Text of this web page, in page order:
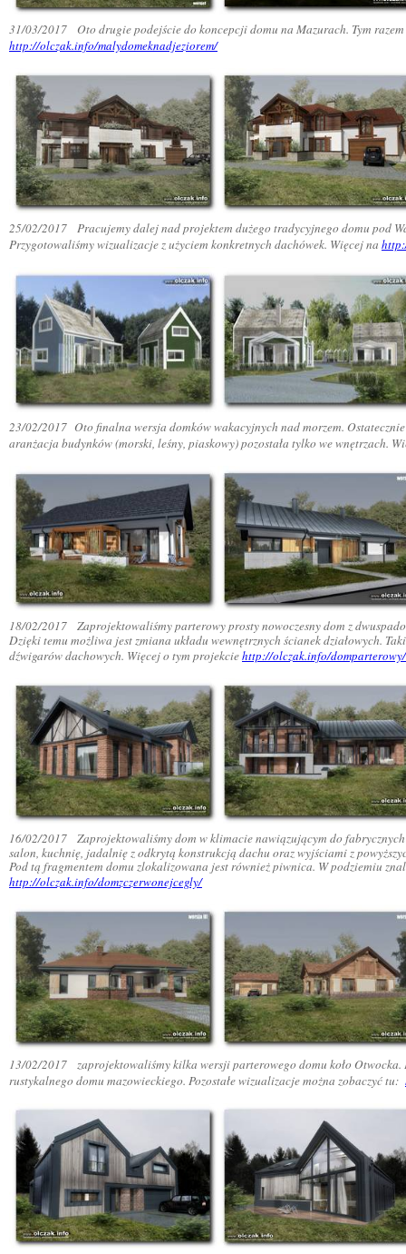
31/03/2017
Oto drugie podejście do koncepcji domu na Mazurach. Tym
http://olczak.info/malydomeknadjeziorem/
25/02/2017
Pracujemy dalej nad projektem dużego tradycyjnego domu pod
Przygotowaliśmy wizualizacje z użyciem konkretnych dachówek. Więcej na
23/02/2017 Oto finalna wersja domków wakacyjnych nad morzem.
aranżacja budynków (morski, leśny, piaskowy) pozostała tylko we wnętrzach.
18/02/2017
Zaprojektowaliśmy parterowy prosty nowoczesny dom z
Dzięki temu możliwa jest zmiana układu wewnętrznych ścianek działowych.
dźwigarów dachowych. Więcej o tym projekciehttp://olczak.info/domparterowy/
16/02/2017
Zaprojektowaliśmy dom w klimacie nawiązującym do
salon, kuchnię, jadalnię z odkrytą konstrukcją dachu oraz wyjściami z
Pod tą fragmentem domu zlokalizowana jest również piwnica. W podziemiu
http://olczak.info/domzczerwonejcegly/
13/02/2017
zaprojektowaliśmy kilka wersji parterowego domu koło
rustykalnego domu mazowieckiego. Pozostałe wizualizacje można zobaczyć tu: